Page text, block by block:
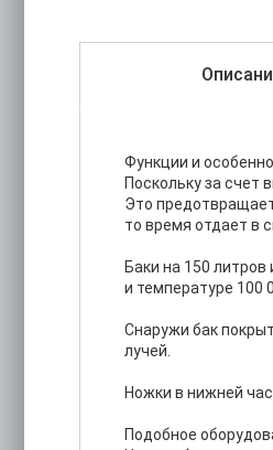
Функции и
Поскольку за счет
Это
то время отдает в
Баки на 150
и температуре 100
Снаружи бак
лучей.
Ножки в нижней
Подобное